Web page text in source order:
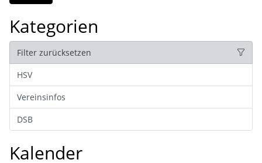
Kategorien
Filter zurücksetzen
HSV
Vereinsinfos
DSB
Kalender